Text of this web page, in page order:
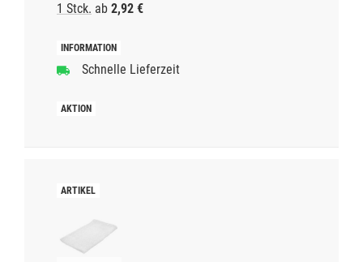
1 Stck. ab 2,92 €
Schnelle Lieferzeit